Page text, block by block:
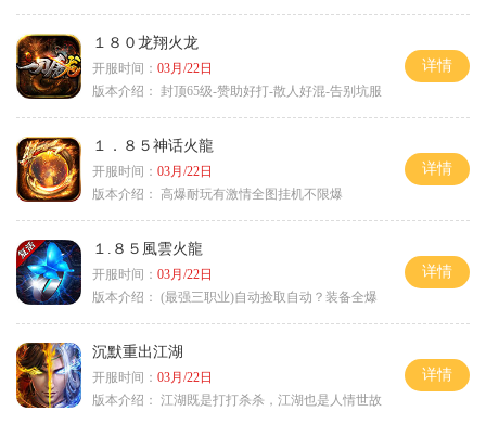
１８０龙翔火龙
开服时间： 03月/22日
版本介绍： 封顶65级-赞助好打-散人好混-告别坑服
详情
１．８５神话火龍
开服时间： 03月/22日
版本介绍： 高爆耐玩有激情全图挂机不限爆
详情
１.８５風雲火龍
开服时间： 03月/22日
版本介绍： (最强三职业)自动捡取自动？装备全爆
详情
沉默重出江湖
开服时间： 03月/22日
版本介绍： 江湖既是打打杀杀，江湖也是人情世故
详情